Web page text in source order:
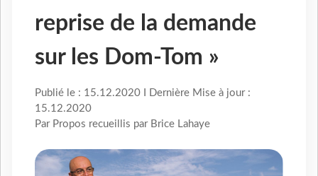
reprise de la demande
sur les Dom-Tom »
Publié le : 15.12.2020 I Dernière Mise à jour :
15.12.2020
Par Propos recueillis par Brice Lahaye